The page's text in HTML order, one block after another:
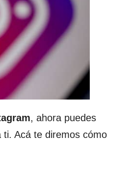
, ahora puedes
ti. Acá te diremos cómo